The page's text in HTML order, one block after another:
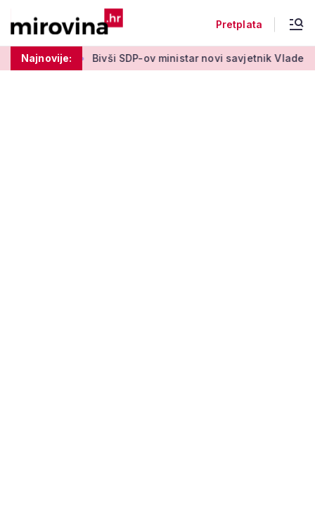
Pretplata
Najnovije:
tjedan' Bivši SDP-ov ministar novi savjetnik Vlade